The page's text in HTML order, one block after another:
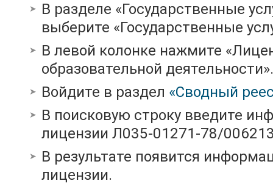
В разделе «Государственные
выберите «Государственные
В левой колонке нажмите
образовательной деятельности».
Войдите в раздел «Сводный
В поисковую строку введите
лицензии Л035-01271-78/
В результате появится
лицензии.